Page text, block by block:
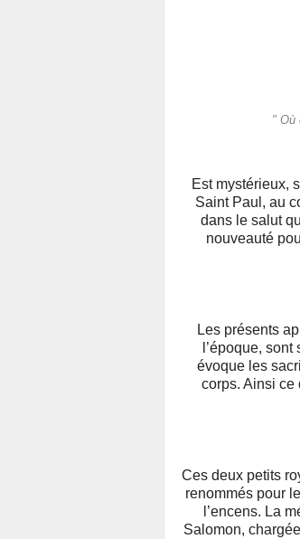
" Où
Est mystérieux,
Saint Paul, au
dans le salut
nouveauté
Les présents
l’époque,
évoque les
corps. Ainsi ce
Ces deux petits
renommés pour
l’encens. La
Salomon,